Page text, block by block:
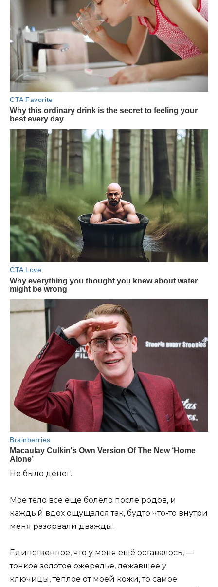
Не было денег.
Моё тело всё ещё болело после родов, и
каждый вдох ощущался так, будто что-то внутри
меня разорвали дважды.
Единственное, что у меня ещё оставалось, —
тонкое золотое ожерелье, лежавшее у
ключицы, тёплое от моей кожи, то самое